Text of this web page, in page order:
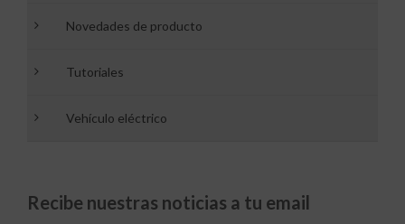
Novedades de producto
Tutoriales
Vehículo eléctrico
Recibe nuestras noticias a tu email